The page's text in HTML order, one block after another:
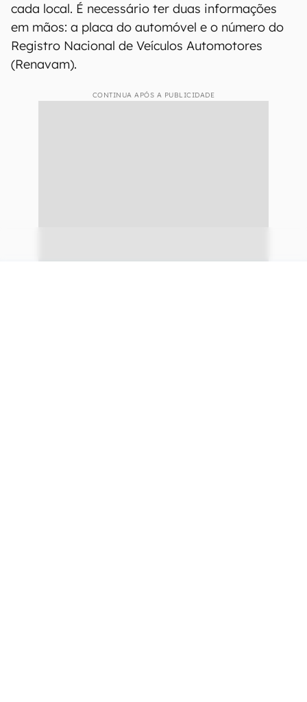
cada local. É necessário ter duas informações
em mãos: a placa do automóvel e o número do
Registro Nacional de Veículos Automotores
(Renavam).
CONTINUA APÓS A PUBLICIDADE